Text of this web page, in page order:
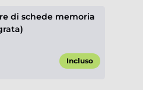
di schede memoria
Incluso